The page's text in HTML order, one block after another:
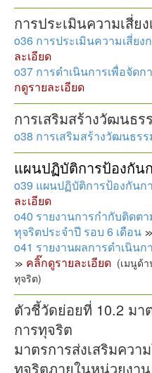
การประเมินความเสี่ย
o36 การประเมินความเสี่ยง
ละเอียด
o37 การดำเนินการเพื่อจัด
กดูรายละเอียด
การเสริมสร้างวัฒนธร
o38 การเสริมสร้างวัฒนธร
แผนปฏิบัติการป้องกัน
o39 แผนปฏิบัติการป้องกันก
ละเอียด
o40 รายงานการกำกับติดต
ทุจริตประจำปี รอบ 6 เดือน
o41 รายงานผลการดำเนิน
คลิ๊กดูรายละเอียด (เมนูด้
ทุจริต)
ตัวชี้วัดย่อยที่ 10.2 มา
การทุจริต
มาตรการส่งเสริมควา
ทุจริตภายในหน่วยงาน